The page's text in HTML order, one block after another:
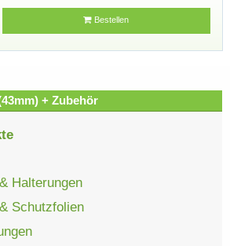
Bestellen
+ Zubehör
Halterungen
Schutzfolien